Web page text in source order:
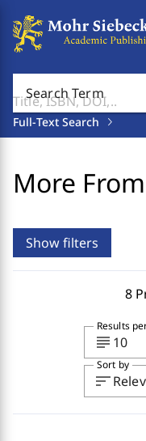
Search Term
Full-Text Search
More
Show filters
8
subject 10
Results
sort
Sort by